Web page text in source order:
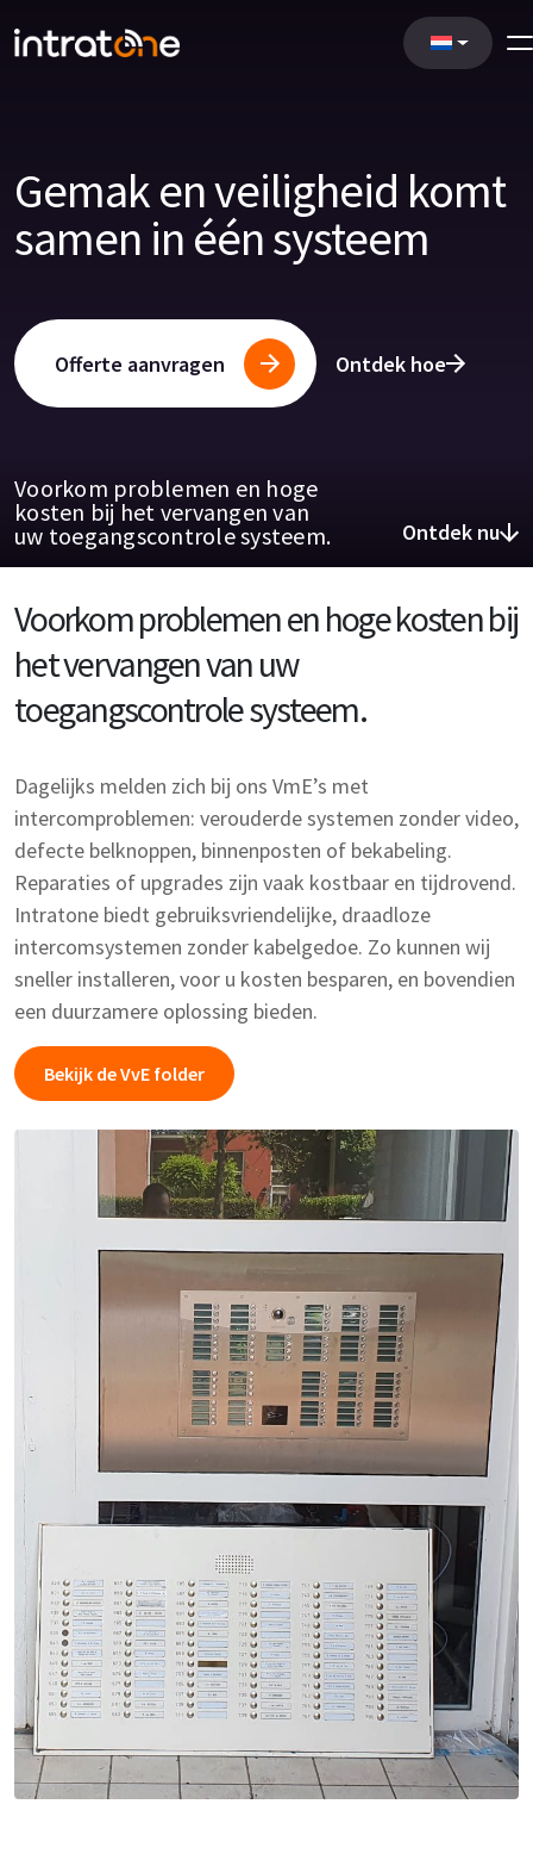
Gemak en veiligheid komt
samen in één systeem
Offerte aanvragen Ontdek hoe
Voorkom problemen en hoge
kosten bij het vervangen van
uw toegangscontrole systeem.
Ontdek nu
Voorkom problemen en hoge kosten bij
het vervangen van uw
toegangscontrole systeem.
Dagelijks melden zich bij ons VmE’s met
intercomproblemen: verouderde systemen zonder video,
defecte belknoppen, binnenposten of bekabeling.
Reparaties of upgrades zijn vaak kostbaar en tijdrovend.
Intratone biedt gebruiksvriendelijke, draadloze
intercomsystemen zonder kabelgedoe. Zo kunnen wij
sneller installeren, voor u kosten besparen, en bovendien
een duurzamere oplossing bieden.
Bekijk de VvE folder